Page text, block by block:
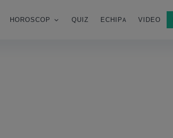
HOROSCOP QUIZ ECHIPA VIDEO